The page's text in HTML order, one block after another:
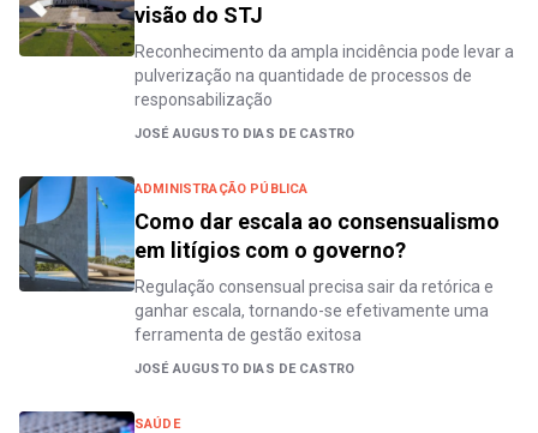
visão do STJ
Reconhecimento da ampla incidência pode levar a
pulverização na quantidade de processos de
responsabilização
JOSÉ AUGUSTO DIAS DE CASTRO
ADMINISTRAÇÃO PÚBLICA
Como dar escala ao consensualismo
em litígios com o governo?
Regulação consensual precisa sair da retórica e
ganhar escala, tornando-se efetivamente uma
ferramenta de gestão exitosa
JOSÉ AUGUSTO DIAS DE CASTRO
SAÚDE